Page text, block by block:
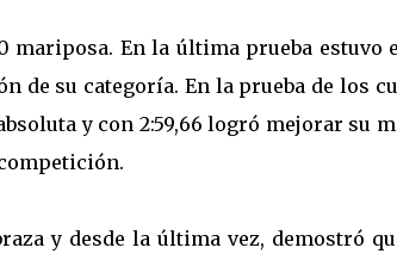
mariposa. En la última prueba estuvo
de su categoría. En la prueba de los
y con 2:59,66 logró mejorar su
y desde la última vez, demostró